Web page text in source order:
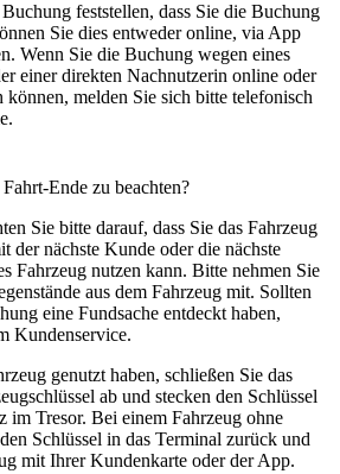
feststellen, dass Sie die Buchung
Sie dies entweder online, via App
Wenn Sie die Buchung wegen eines
einer direkten Nachnutzerin online oder
melden Sie sich bitte telefonisch
Ende zu beachten?
Sie bitte darauf, dass Sie das Fahrzeug
der nächste Kunde oder die nächste
Fahrzeug nutzen kann. Bitte nehmen Sie
aus dem Fahrzeug mit. Sollten
eine Fundsache entdeckt haben,
Kundenservice.
genutzt haben, schließen Sie das
ab und stecken den Schlüssel
im Tresor. Bei einem Fahrzeug ohne
Schlüssel in das Terminal zurück und
mit Ihrer Kundenkarte oder der App.